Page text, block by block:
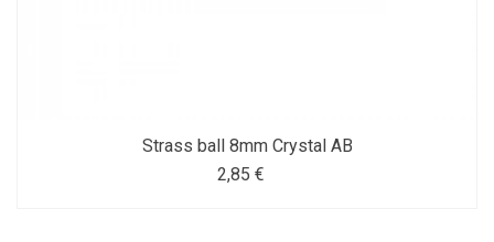
Strass ball 8mm Crystal AB
2,85 €